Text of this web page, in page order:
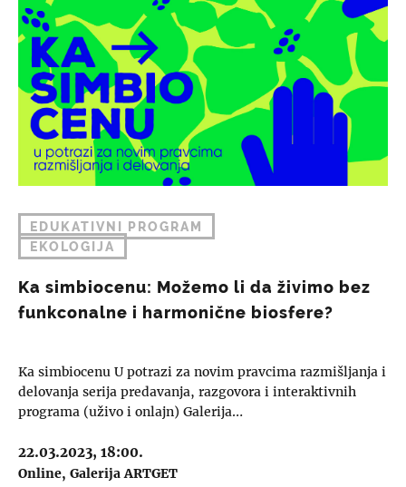
EDUKATIVNI PROGRAM
EKOLOGIJA
Ka simbiocenu: Možemo li da živimo bez
funkconalne i harmonične biosfere?
Ka simbiocenu U potrazi za novim pravcima razmišljanja i
delovanja serija predavanja, razgovora i interaktivnih
programa (uživo i onlajn) Galerija…
22.03.2023, 18:00.
Online Galerija ARTGET